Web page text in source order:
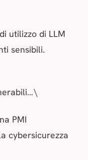
utilizzo di LLM
sensibili.
PMI
cybersicurezza